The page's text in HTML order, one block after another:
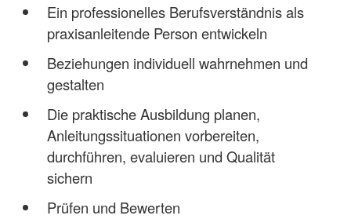
Ein professionelles Berufsverständnis als
praxisanleitende Person entwickeln
Beziehungen individuell wahrnehmen und
gestalten
Die praktische Ausbildung planen,
Anleitungssituationen vorbereiten,
durchführen, evaluieren und Qualität
sichern
Prüfen und Bewerten